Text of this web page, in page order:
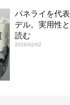
パネライを代
デル。実用性
読む
2026/02/02